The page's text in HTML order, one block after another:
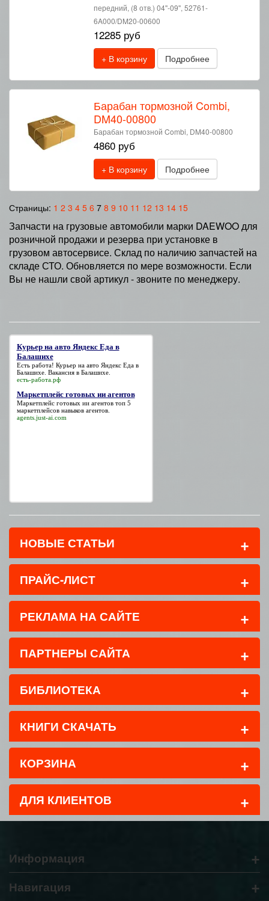
передний, (8 отв.) 04''-09'', 52761-
6A000/DM20-00600
12285 руб
+ В корзину Подробнее
Барабан тормозной Combi,
DM40-00800
Барабан тормозной Combi, DM40-00800
4860 руб
+ В корзину Подробнее
Страницы: 1 2 3 4 5 6 7 8 9 10 11 12 13 14 15
Запчасти на грузовые автомобили марки DAEWOO для
розничной продажи и резерва при установке в
грузовом автосервисе. Склад по наличию запчастей на
складе СТО. Обновляется по мере возможности. Если
Вы не нашли свой артикул - звоните по менеджеру.
Курьер на авто Яндекс Еда в
Балашихе
Есть работа! Курьер на авто Яндекс Еда в
Балашихе. Вакансия в Балашихе.
есть-работа.рф
Маркетплейс готовых ии агентов
Маркетплейс готовых ии агентовтоп 5
маркетплейсов навыков агентов.
agents.just-ai.com
НОВЫЕ СТАТЬИ +
ПРАЙС-ЛИСТ +
РЕКЛАМА НА САЙТЕ +
ПАРТНЕРЫ САЙТА +
БИБЛИОТЕКА +
КНИГИ СКАЧАТЬ +
КОРЗИНА +
ДЛЯ КЛИЕНТОВ +
Информация +
Навигация +